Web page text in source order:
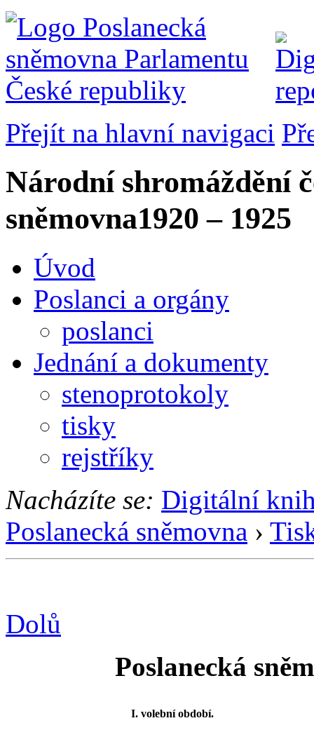
Přejít na hlavní navigaci
Národní shromáždění
sněmovna1920 – 1925
Úvod
Poslanci a orgány
poslanci
Jednání a dokumenty
stenoprotokoly
tisky
rejstříky
Nacházíte se: Digitální
Poslanecká sněmovna ›
Dolů
Poslanecká
I. volební období.